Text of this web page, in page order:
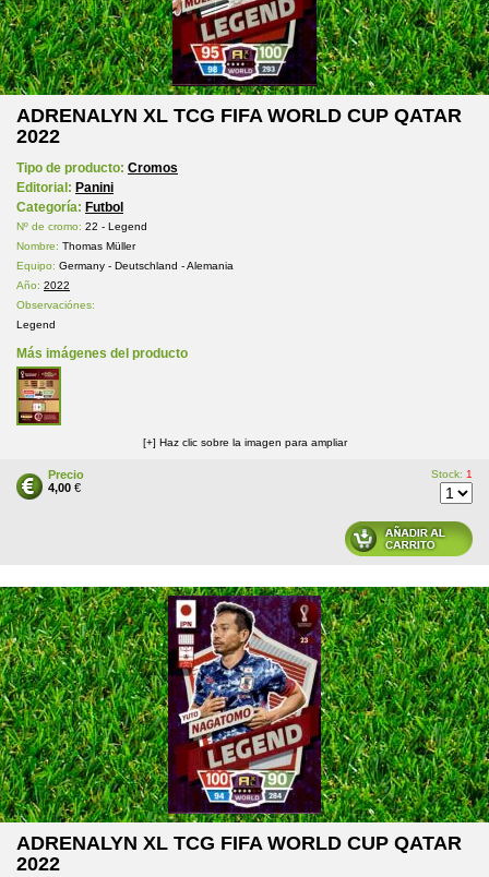
ADRENALYN XL TCG FIFA WORLD CUP QATAR
2022
Tipo de producto: Cromos
Editorial: Panini
Categoría: Futbol
Nº de cromo: 22 - Legend
Nombre: Thomas Müller
Equipo: Germany - Deutschland - Alemania
Año: 2022
Observaciónes:
Legend
Más imágenes del producto
[+] Haz clic sobre la imagen para ampliar
Precio
4,00 €
Stock: 1
ADRENALYN XL TCG FIFA WORLD CUP QATAR
2022